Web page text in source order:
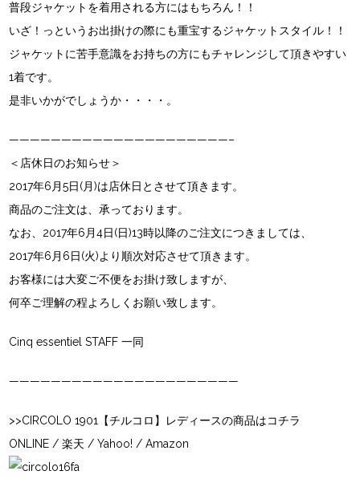
普段ジャケットを着用される方にはもちろん！！
いざ！っというお出掛けの際にも重宝するジャケットスタイル！！
ジャケットに苦手意識をお持ちの方にもチャレンジして頂きやすい
1着です。
是非いかがでしょうか・・・・。
—————————————————————–
＜店休日のお知らせ＞
2017年6月5日(月)は店休日とさせて頂きます。
商品のご注文は、承っております。
なお、2017年6月4日(日)13時以降のご注文につきましては、
2017年6月6日(火)より順次対応させて頂きます。
お客様には大変ご不便をお掛け致しますが、
何卒ご理解の程よろしくお願い致します。
Cinq essentiel STAFF 一同
——————————————————————
>>CIRCOLO 1901【チルコロ】レディースの商品はコチラ
ONLINE /楽天 /Yahoo! /Amazon